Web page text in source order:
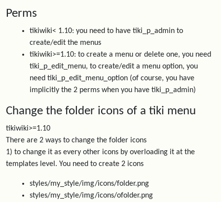
Perms
tikiwiki< 1.10: you need to have tiki_p_admin to
create/edit the menus
tikiwiki>=1.10: to create a menu or delete one, you need
tiki_p_edit_menu, to create/edit a menu option, you
need tiki_p_edit_menu_option (of course, you have
implicitly the 2 perms when you have tiki_p_admin)
Change the folder icons of a tiki menu
tikiwiki>=1.10
There are 2 ways to change the folder icons
1) to change it as every other icons by overloading it at the
templates level. You need to create 2 icons
styles/my_style/img/icons/folder.png
styles/my_style/img/icons/ofolder.png